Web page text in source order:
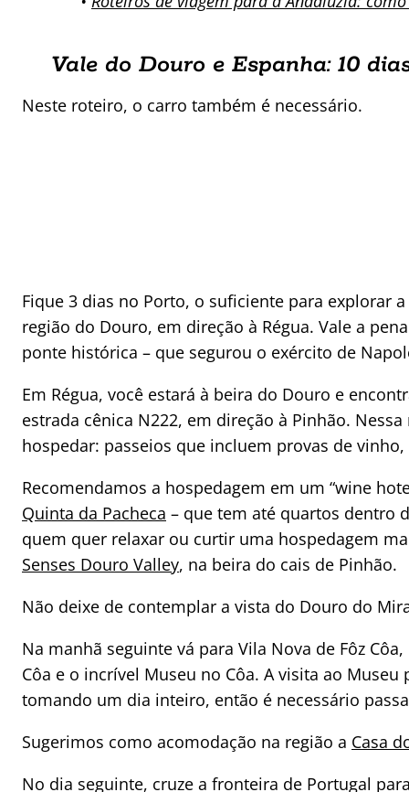
Vale do Douro e Espanha: 10
Neste roteiro, o carro também é necessário.
Fique 3 dias no Porto, o suficiente para explorar
região do Douro, em direção à Régua. Vale a
ponte histórica – que segurou o exército de
Em Régua, você estará à beira do Douro e
estrada cênica N222, em direção à Pinhão.
hospedar: passeios que incluem provas de
Recomendamos a hospedagem em um “wine
Quinta da Pacheca – que tem até quartos dentro
quem quer relaxar ou curtir uma hospedagem
Senses Douro Valley, na beira do cais de Pinhão.
Não deixe de contemplar a vista do Douro do
Na manhã seguinte vá para Vila Nova de Fôz
Côa e o incrível Museu no Côa. A visita ao
tomando um dia inteiro, então é necessário
Sugerimos como acomodação na região a Casa
No dia seguinte, cruze a fronteira de Portugal